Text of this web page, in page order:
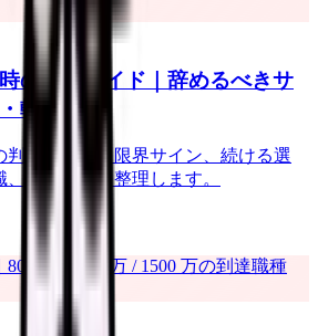
の完全ガイド｜辞めるべきサ
転職準備
判断ガイド。限界サイン、続ける選
退職準備を整理します。